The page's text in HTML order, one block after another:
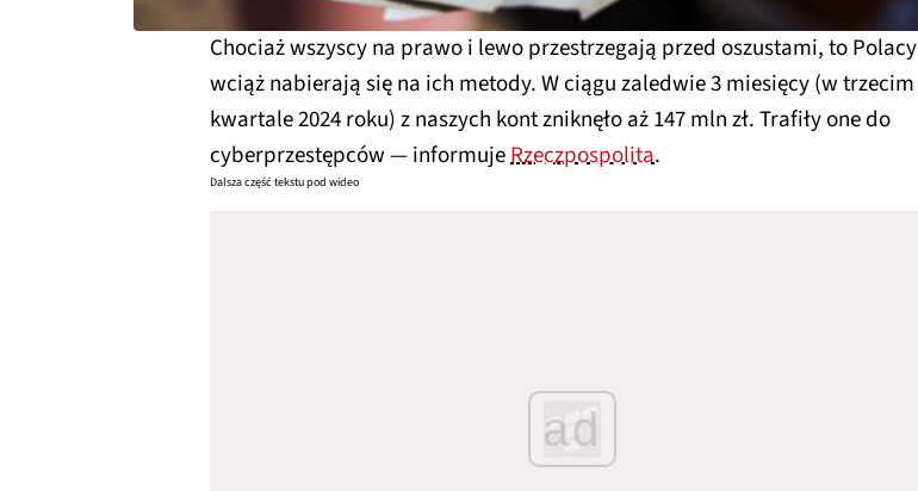
Chociaż wszyscy na prawo i lewo przestrzegają przed oszustami, to Polacy
wciąż nabierają się na ich metody. W ciągu zaledwie 3 miesięcy (w trzecim
kwartale 2024 roku) z naszych kont zniknęło aż 147 mln zł. Trafiły one do
cyberprzestępców — informujeRzeczpospolita.
Dalsza część tekstu pod wideo
ad